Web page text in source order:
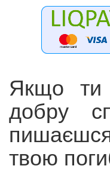
Якщо ти
добру
твою